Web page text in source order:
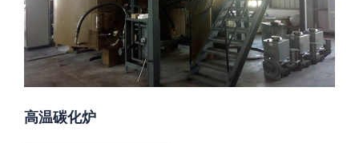
高温碳化炉